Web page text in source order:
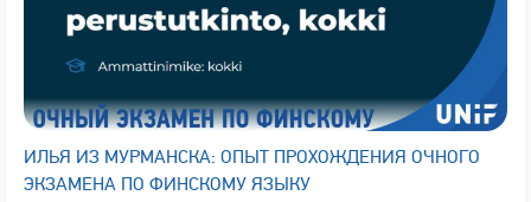
ИЛЬЯ ИЗ МУРМАНСКА: ОПЫТ ПРОХОЖДЕНИЯ ОЧНОГО
ЭКЗАМЕНА ПО ФИНСКОМУ ЯЗЫКУ